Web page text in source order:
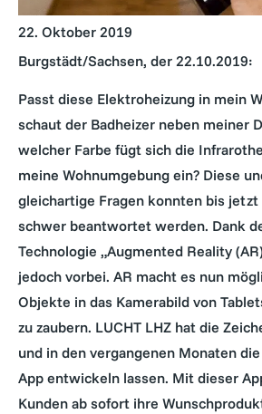
22. Oktober 2019
Burgstädt/Sachsen, der 22.10.2019:
Passt diese Elektroheizung in mein
schaut der Badheizer neben meiner
welcher Farbe fügt sich die
meine Wohnumgebung ein? Diese
gleichartige Fragen konnten bis jetzt
schwer beantwortet werden. Dank
Technologie „Augmented Reality
jedoch vorbei. AR macht es nun
Objekte in das Kamerabild von
zu zaubern. LUCHT LHZ hat die
und in den vergangenen Monaten die
App entwickeln lassen. Mit dieser
Kunden ab sofort ihre